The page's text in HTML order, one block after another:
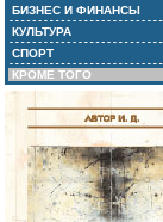
БИЗНЕС И ФИНАНСЫ
КУЛЬТУРА
СПОРТ
КРОМЕ ТОГО